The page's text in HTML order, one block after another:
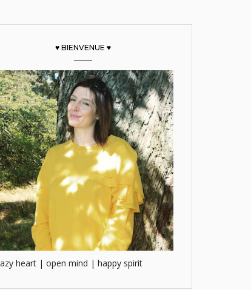
♥ BIENVENUE ♥
heart | open mind | happy spirit